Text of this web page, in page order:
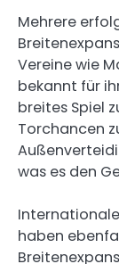
Mehrere
Vereine wie
bekannt für
breites Spiel
Torchancen
was es den
haben